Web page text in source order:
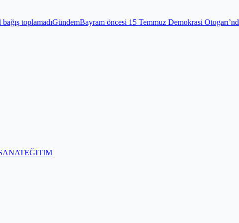
öncesi 15 Temmuz Demokrasi Otogarı’nda sıkı denetimGündem
EĞITIM